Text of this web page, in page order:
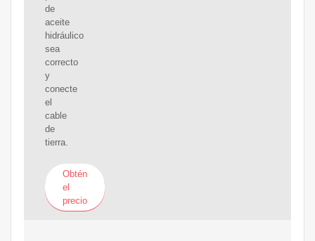
de
aceite
hidráulico
sea
correcto
y
conecte
el
cable
de
tierra.
Obtén
el
precio